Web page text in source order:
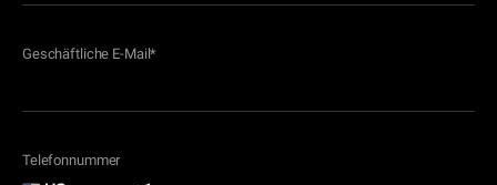
Geschäftliche E-Mail*
Telefonnummer